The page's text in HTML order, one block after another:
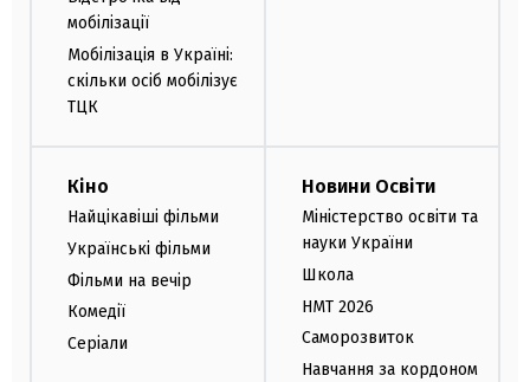
мобілізації
Мобілізація в Україні:
скільки осіб мобілізує
ТЦК
Кіно
Найцікавіші фільми
Українські фільми
Фільми на вечір
Комедії
Серіали
Новини Освіти
Міністерство освіти та
науки України
Школа
НМТ 2026
Саморозвиток
Навчання за кордоном